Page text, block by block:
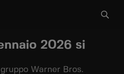
2026 si
Warner Bros.